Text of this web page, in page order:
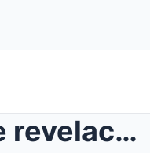
La impactante revelación de Lucero a los 55: “Él f...